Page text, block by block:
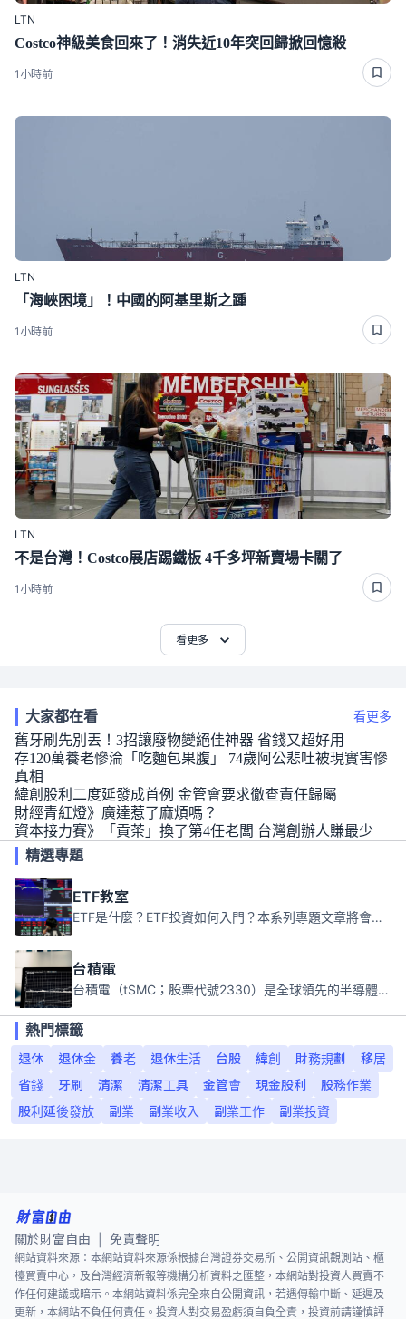
LTN
Costco神級美食回來了！消失近10年突回歸掀回憶殺
1小時前
LTN
「海峽困境」！中國的阿基里斯之踵
1小時前
LTN
不是台灣！Costco展店踢鐵板 4千多坪新賣場卡關了
1小時前
看更多
大家都在看 看更多
舊牙刷先別丟！3招讓廢物變絕佳神器 省錢又超好用
存120萬養老慘淪「吃麵包果腹」 74歲阿公悲吐被現實害慘
真相
緯創股利二度延發成首例 金管會要求徹查責任歸屬
財經青紅燈》廣達惹了麻煩嗎？
資本接力賽》「貢茶」換了第4任老闆 台灣創辦人賺最少
精選專題
ETF教室
ETF是什麼？ETF投資如何入門？本系列專題文章將會告訴你新手必須知道的ETF基礎知識。
台積電
台積電（tSMC；股票代號2330）是全球領先的半導體代工公司，成立於1987年，總部位於台灣新竹。且已於美國、日本、德國及中國設廠，台積電是全球首家專業積體電路製造服務公司，也是全球最先進和最大規模的半導體代工廠。
熱門標籤
退休
退休金 養老 退休生活 台股 緯創 財務規劃
移居
省錢
牙刷 清潔 清潔工具 金管會 現金股利
股務作業
股利延後發放
副業 副業收入 副業工作 副業投資
關於財富自由 免責聲明
網站資料來源：本網站資料來源係根據台灣證券交易所、公開資訊觀測站、櫃
檯買賣中心，及台灣經濟新報等機構分析資料之匯整，本網站對投資人買賣不
作任何建議或暗示。本網站資料係完全來自公開資訊，若遇傳輸中斷、延遲及
更新，本網站不負任何責任。投資人對交易盈虧須自負全責，投資前請謹慎評